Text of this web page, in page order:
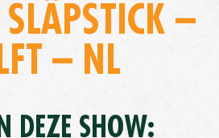
SLÄPSTICK –
– NL
DEZE SHOW: